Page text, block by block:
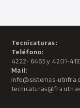
Tecnicaturas:
Teléfono:
4222- 6465 y 4201-
Mail:
info@sistemas-